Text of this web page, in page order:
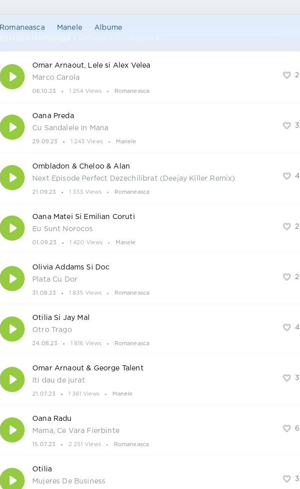
Romaneasca Manele
Albume
Emuzica Homepage
2
Omar Arnaout, Lele si Alex Velea
Marco Carola
06.10.23 1 254 Views Romaneasca
3
Oana Preda
Cu Sandalele In Mana
29.09.23 1 243 Views Manele
4
Ombladon & Cheloo & Alan
Next Episode Perfect Dezechilibrat (Deejay Killer Remix)
21.09.23 1 333 Views Romaneasca
2
Oana Matei Si Emilian Coruti
Eu Sunt Norocos
01.09.23 1 420 Views Manele
2
Olivia Addams Si Doc
Plata Cu Dor
31.08.23 1 835 Views Romaneasca
4
Otilia Si Jay Mal
Otro Trago
24.08.23 1 816 Views Romaneasca
3
Omar Arnaout & George Talent
Iti dau de jurat
21.07.23 1 361 Views Manele
6
Oana Radu
Mama, Ce Vara Fierbinte
15.07.23 2 251 Views Romaneasca
3
Otilia
Mujeres De Business